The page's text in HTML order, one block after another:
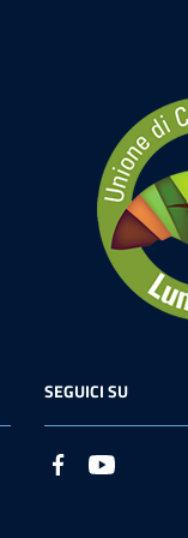
SEGUICI SU